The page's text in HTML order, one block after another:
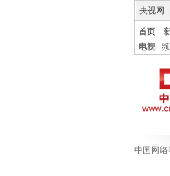
央视网
首页
电视
中国网络